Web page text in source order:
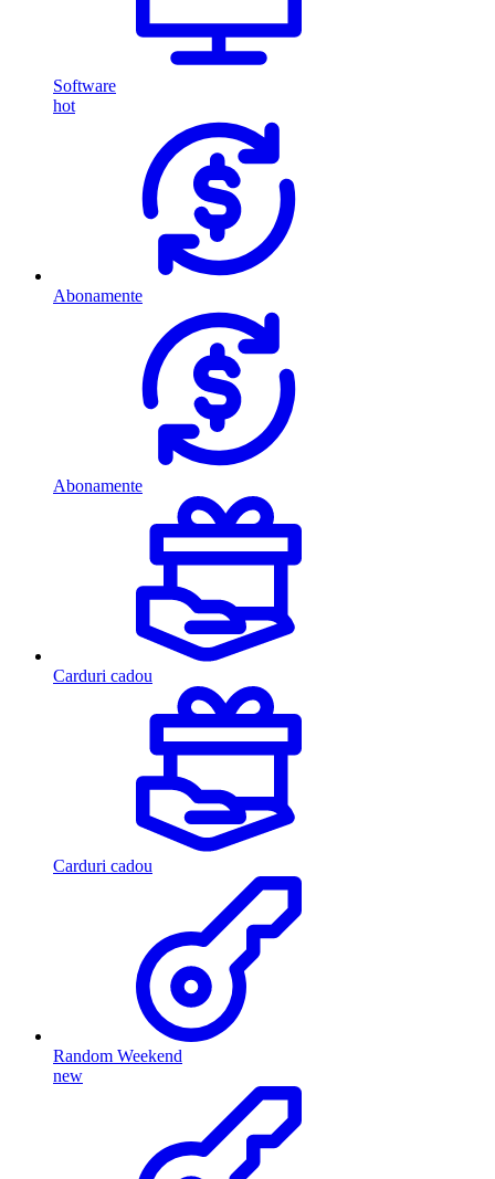
Software
hot
Abonamente
Abonamente
Carduri cadou
Carduri cadou
Random Weekend
new